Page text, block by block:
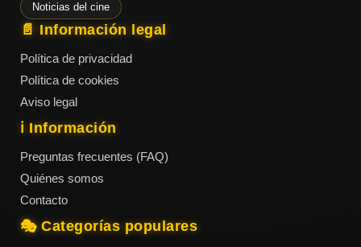
Noticias del cine
📄 Información legal
Política de privacidad
Política de cookies
Aviso legal
ℹ️ Información
Preguntas frecuentes (FAQ)
Quiénes somos
Contacto
🎭 Categorías populares